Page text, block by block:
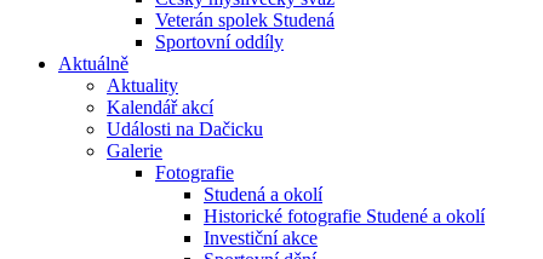
Veterán spolek Studená
Sportovní oddíly
Aktuálně
Aktuality
Kalendář akcí
Události na Dačicku
Galerie
Fotografie
Studená a okolí
Historické fotografie Studené a okolí
Investiční akce